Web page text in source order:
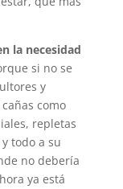
la necesidad
si no se
y
como
repletas
todo a su
no debería
ya está